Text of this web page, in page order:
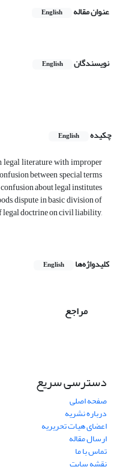
عنوان مقاله English
نویسندگان English
چکیده
English
legal literature with improper
between special terms
about legal institutes
dispute in basic division of
legal doctrine on civil liability,
کلیدواژه‌ها English
مراجع
دسترسی سریع
صفحه اصلی
درباره نشریه
اعضای هیات تحریریه
ارسال مقاله
تماس با ما